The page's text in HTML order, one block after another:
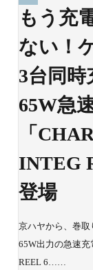
もう充
ない！
3台同
65W急
「
INTEG
登場
京ハヤから、巻取
65W出力の急速充
REEL 6……